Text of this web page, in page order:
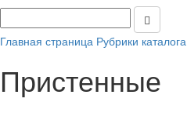
Главная страница Рубрики каталога
Пристенные